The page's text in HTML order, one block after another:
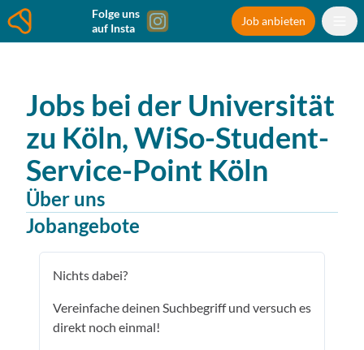
Folge uns
auf Insta
Job anbieten
Jobs bei der Universität
zu Köln, WiSo-Student-
Service-Point Köln
Über uns
Jobangebote
Nichts dabei?
Vereinfache deinen Suchbegriff und versuch es
direkt noch einmal!